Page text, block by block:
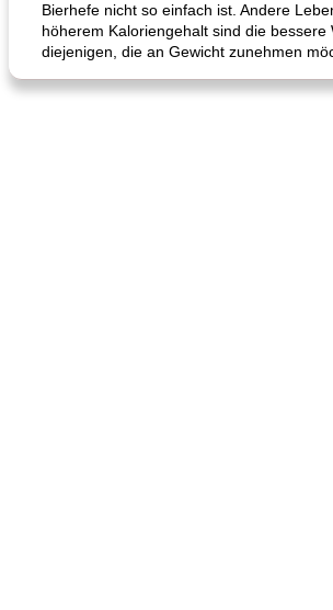
Bierhefe nicht so einfach ist. Andere
höherem Kaloriengehalt sind die bessere
diejenigen, die an Gewicht zunehmen